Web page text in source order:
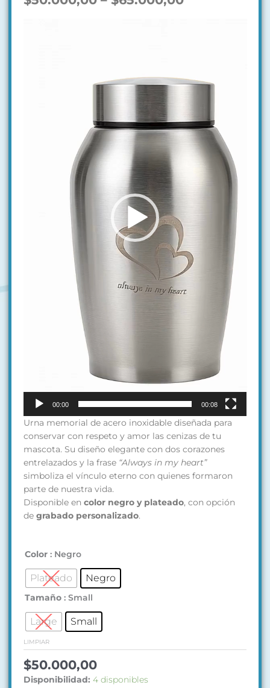
00:00 00:08
Urna memorial de acero inoxidable diseñada para
conservar con respeto y amor las cenizas de tu
mascota. Su diseño elegante con dos corazones
entrelazados y la frase “Always in my heart”
simboliza el vínculo eterno con quienes formaron
parte de nuestra vida.
Disponible en color negro y plateado, con opción
de grabado personalizado.
Color : Negro
Plateado Negro
Tamaño : Small
Large Small
LIMPIAR
$50.000,00
Disponibilidad: 4 disponibles
para
Cenizas
de
Mascotas
Acero
"Always
in
My
Heart"